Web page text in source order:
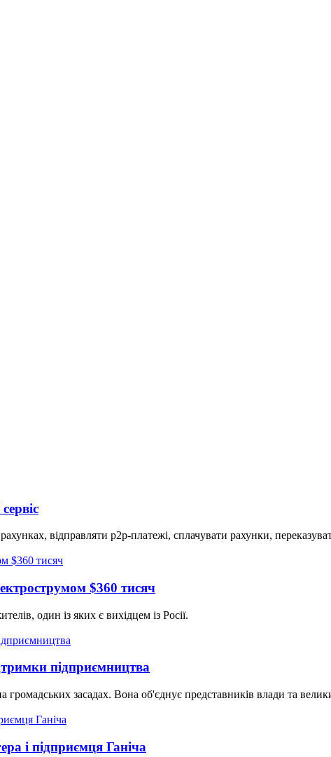
відправляти p2p-платежі, сплачувати рахунки,
$360 тисяч
один із яких є вихідцем із Росії.
підприємництва
засадах. Вона об'єднує представників влади та
і підприємця Ганіча